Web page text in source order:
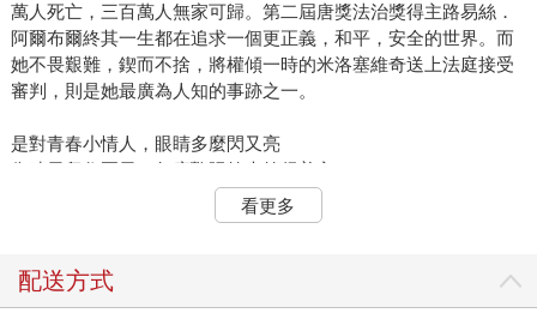
萬人死亡，三百萬人無家可歸。第二屆唐獎法治獎得主路易絲．
阿爾布爾終其一生都在追求一個更正義，和平，安全的世界。而
她不畏艱難，鍥而不捨，將權傾一時的米洛塞維奇送上法庭接受
審判，則是她最廣為人知的事跡之一。
是對青春小情人，眼睛多麼閃又亮
像晴天留住夏天，每度艷陽笑也笑得善良
男仕是個高高青年人，女的嬌小比月亮
二人都承諾在生每日共行，縱有戰火漫長…
《薩拉熱窩的羅密歐與茱麗葉》是香港歌手鄭秀文唱紅的一首歌
看更多
配送方式